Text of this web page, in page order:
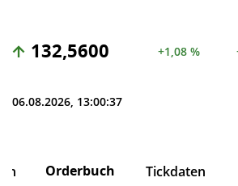
132,5600 +1,08 %
06.08.2026, 13:00:37
Orderbuch Tickdaten